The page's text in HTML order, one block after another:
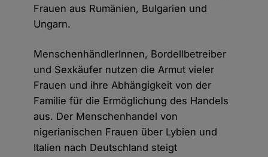
Frauen aus Rumänien, Bulgarien und
Ungarn.
MenschenhändlerInnen, Bordellbetreiber
und Sexkäufer nutzen die Armut vieler
Frauen und ihre Abhängigkeit von der
Familie für die Ermöglichung des Handels
aus. Der Menschenhandel von
nigerianischen Frauen über Lybien und
Italien nach Deutschland steigt